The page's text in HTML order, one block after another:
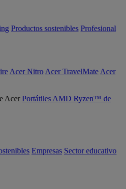
Productos sostenibles Profesional
Acer Nitro Acer TravelMate Acer
Portátiles AMD Ryzen™ de
Empresas Sector educativo